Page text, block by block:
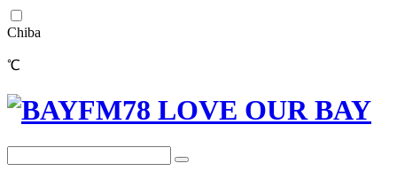
Chiba
℃